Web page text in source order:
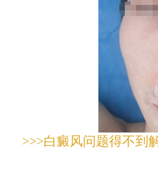
>>>白癜风问题得不到